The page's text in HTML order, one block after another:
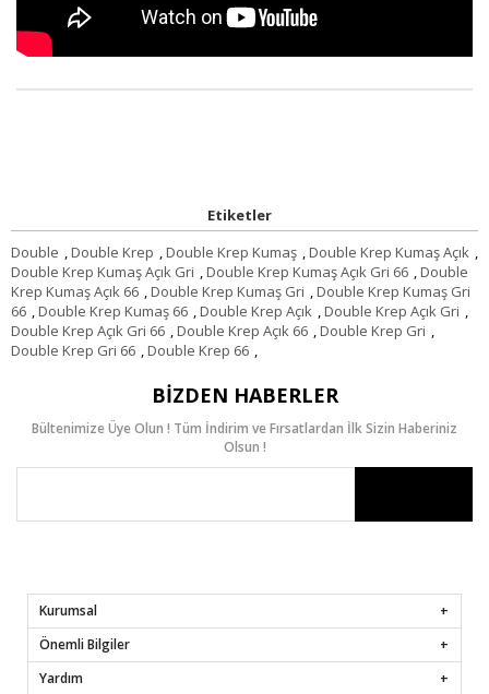
Etiketler
Double ,Double Krep ,Double Krep Kumaş ,Double Krep Kumaş Açık ,
Double Krep Kumaş Açık Gri ,Double Krep Kumaş Açık Gri 66 ,Double
Krep Kumaş Açık 66 ,Double Krep Kumaş Gri ,Double Krep Kumaş Gri
66 ,Double Krep Kumaş 66 ,Double Krep Açık ,Double Krep Açık Gri ,
Double Krep Açık Gri 66 ,Double Krep Açık 66 ,Double Krep Gri ,
Double Krep Gri 66 ,Double Krep 66 ,
BIZDEN HABERLER
Bültenimize Üye Olun ! Tüm İndirim ve Fırsatlardan İlk Sizin Haberiniz
Olsun !
Kurumsal
Önemli Bilgiler
Yardım